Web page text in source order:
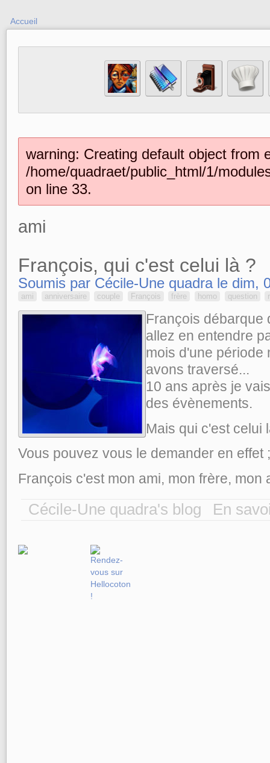
Accueil
warning: Creating default object from
/home/quadraet/public_html/1/
on line 33.
ami
François, qui c'est celui là ?
Soumis par Cécile-Une quadra le dim,
ami anniversaire couple François frère homo question
François débarque
allez en entendre
mois d'une période
avons traversé...
10 ans après je
des évènements.
Mais qui c'est celui
Vous pouvez vous le demander en effet
François c'est mon ami, mon frère, mon
Cécile-Une quadra's blog En